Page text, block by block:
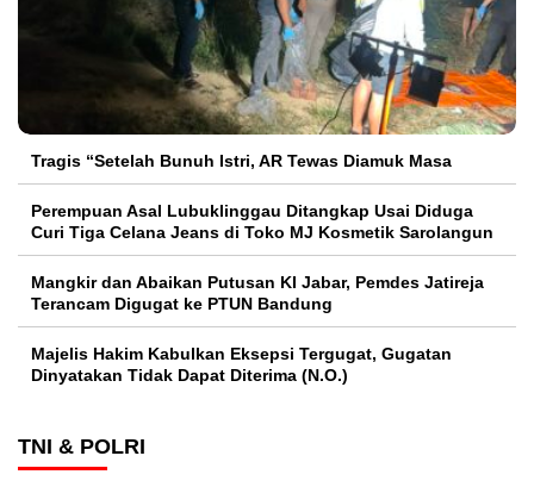
Tragis “Setelah Bunuh Istri, AR Tewas Diamuk Masa
Perempuan Asal Lubuklinggau Ditangkap Usai Diduga
Curi Tiga Celana Jeans di Toko MJ Kosmetik Sarolangun
Mangkir dan Abaikan Putusan KI Jabar, Pemdes Jatireja
Terancam Digugat ke PTUN Bandung
Majelis Hakim Kabulkan Eksepsi Tergugat, Gugatan
Dinyatakan Tidak Dapat Diterima (N.O.)
TNI & POLRI